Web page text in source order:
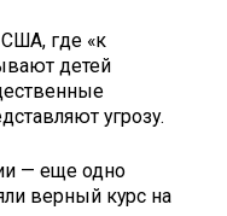
где «к
детей
угрозу.
— еще одно
верный курс на